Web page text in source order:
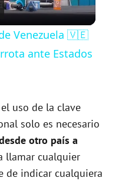
Venezuela 🇻🇪
ante Estados
uso de la clave
solo es necesario
otro país a
llamar cualquier
de indicar cualquiera